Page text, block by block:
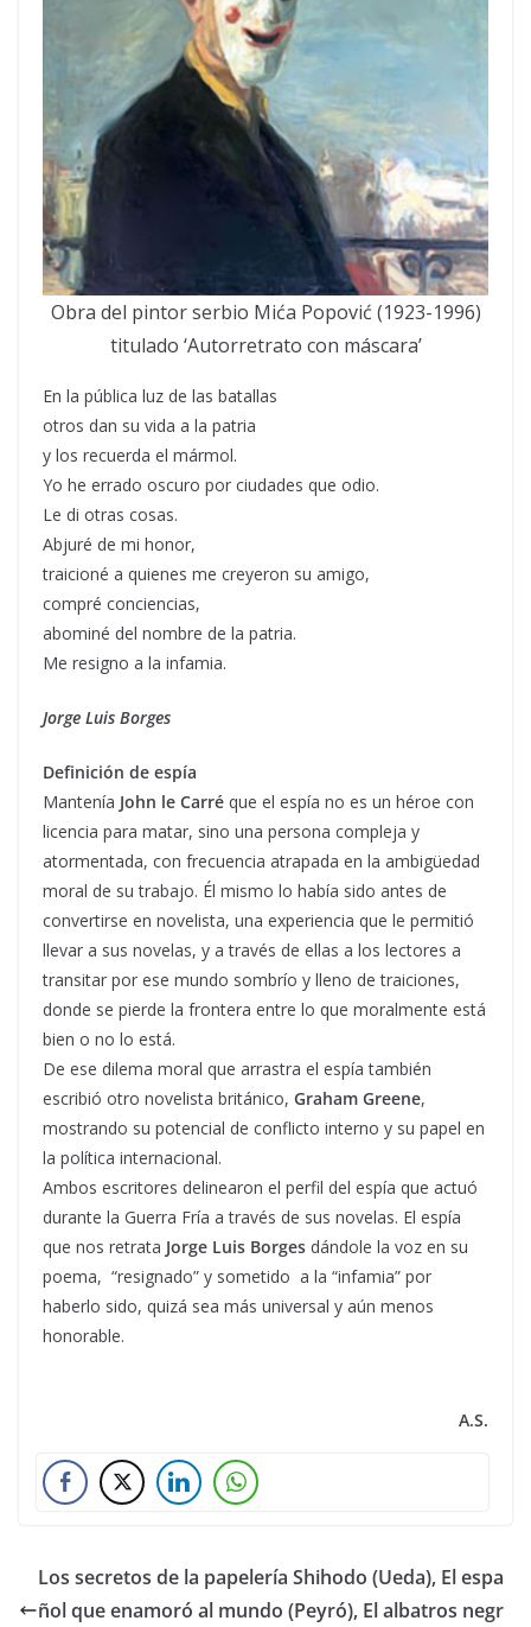
Obra del pintor serbio Mića Popović (1923-1996)
titulado ‘Autorretrato con máscara’
En la pública luz de las batallas
otros dan su vida a la patria
y los recuerda el mármol.
Yo he errado oscuro por ciudades que odio.
Le di otras cosas.
Abjuré de mi honor,
traicioné a quienes me creyeron su amigo,
compré conciencias,
abominé del nombre de la patria.
Me resigno a la infamia.
Jorge Luis Borges
Definición de espía
Mantenía John le Carré que el espía no es un héroe con
licencia para matar, sino una persona compleja y
atormentada, con frecuencia atrapada en la ambigüedad
moral de su trabajo. Él mismo lo había sido antes de
convertirse en novelista, una experiencia que le permitió
llevar a sus novelas, y a través de ellas a los lectores a
transitar por ese mundo sombrío y lleno de traiciones,
donde se pierde la frontera entre lo que moralmente está
bien o no lo está.
De ese dilema moral que arrastra el espía también
escribió otro novelista británico, Graham Greene,
mostrando su potencial de conflicto interno y su papel en
la política internacional.
Ambos escritores delinearon el perfil del espía que actuó
durante la Guerra Fría a través de sus novelas. El espía
que nos retrata Jorge Luis Borges dándole la voz en su
poema, “resignado” y sometido a la “infamia” por
haberlo sido, quizá sea más universal y aún menos
honorable.
A.S.
Los secretos de la papelería Shihodo (Ueda), El espa
ñol que enamoró al mundo (Peyró), El albatros negr